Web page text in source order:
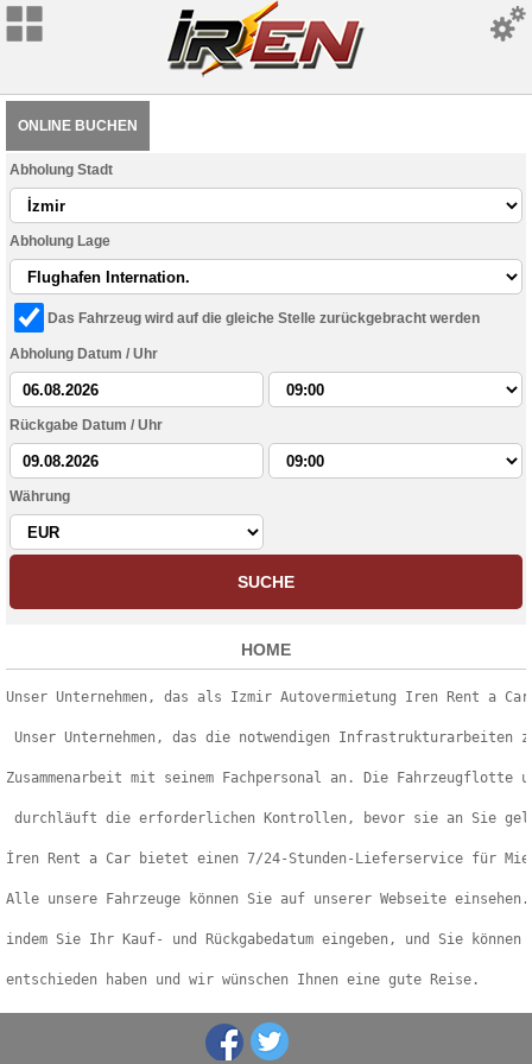
ONLINE BUCHEN
Abholung Stadt
Abholung Lage
Das Fahrzeug wird auf die gleiche Stelle zurückgebracht werden
Abholung Datum / Uhr
Rückgabe Datum / Uhr
Währung
HOME
Unser Unternehmen, das als Izmir Autovermietung Iren Rent
Unser Unternehmen, das die notwendigen
Zusammenarbeit mit seinem Fachpersonal an. Die
durchläuft die erforderlichen Kontrollen, bevor sie an Sie
İren Rent a Car bietet einen 7/24-Stunden-Lieferservice für
Alle unsere Fahrzeuge können Sie auf unserer Webseite
indem Sie Ihr Kauf- und Rückgabedatum eingeben, und Sie
entschieden haben und wir wünschen Ihnen eine gute Reise.